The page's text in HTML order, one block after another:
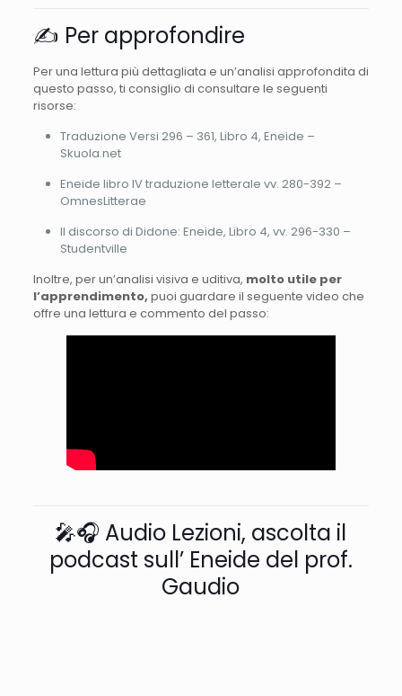
✍️ Per approfondire
Peruna lettura più dettagliata e un’analisi approfondita di
questo passo, ti consiglio di consultare le seguenti
risorse:
Traduzione Versi 296 – 361, Libro 4, Eneide –
Skuola.net
Eneide libro IVtraduzione letterale vv. 280-392 –
OmnesLitterae
Il discorso di Didone: Eneide, Libro 4, vv. 296-330 –
Studentville
Inoltre, perun’analisi visiva e uditiva, molto utile per
l’apprendimento, puoi guardare il seguente video che
offre una lettura e commento del passo:
🎤🎧 Audio Lezioni, ascolta il
podcast sull’ Eneide del prof.
Gaudio